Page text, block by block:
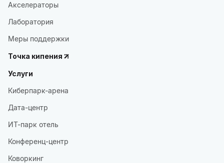
Акселераторы
Лаборатория
Меры поддержки
Точка кипения
Услуги
Киберпарк-арена
Дата-центр
ИТ-парк отель
Конференц-центр
Коворкинг